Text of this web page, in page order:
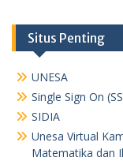
Situs Penting
UNESA
Single Sign On
SIDIA
Unesa Virtual
Matematika dan